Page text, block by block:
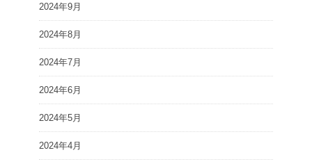
2024年9月
2024年8月
2024年7月
2024年6月
2024年5月
2024年4月